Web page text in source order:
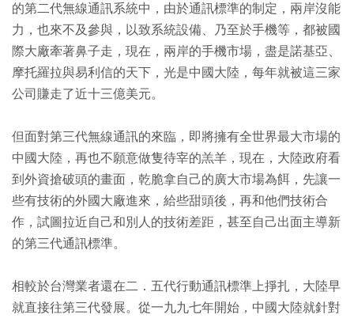
的第二代無線通訊系統中，由於通訊標準的制定，兩岸沒能
力，也來不及參與，以致系統設備、乃至於手機等，都被國
際大廠牽著鼻子走，現在，兩岸的手機市場，盡是諾基亞、
摩托羅拉與易利信的天下，光是中國大陸，每年就被這三家
公司賺走了近十三億美元。
但面對第三代無線通訊的來臨，即將擁有全世界最大市場的
中國大陸，再也不願意做隻待宰的羔羊，現在，大陸政府看
到外資搶破頭的畫面，乾脆拿自己的廣大市場為餌，先讓一
些有技術的外國大廠進來，給些甜頭後，再和他們技術合
作，試圖拉近自己和別人的技術差距，甚至自己出面主導新
的第三代通訊標準。
相較於台灣業者還在二．五代行動通訊標準上掙扎，大陸早
就直接往第三代發展。從一九九七年開始，中國大陸就針對